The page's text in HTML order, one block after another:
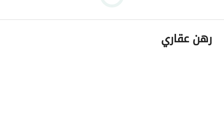
رهن عقاري